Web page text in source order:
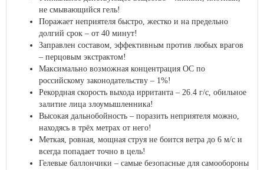
не смывающийся гель!
Поражает неприятеля быстро, жестко и на предельно
долгий срок – от 40 минут!
Заправлен составом, эффективным против любых врагов
– перцовым экстрактом!
Максимально возможная концентрация ОС по
российскому законодательству – 1%!
Рекордная скорость выхода ирританта – 26.4 г/с, обильное
залитие лица злоумышленника!
Высокая дальнобойность – поразить неприятеля можно,
находясь в трёх метрах от него!
Меткая, ровная, мощная струя не боится ветра до 6 м/с и
всегда попадает точно в цель!
Гелевые баллончики – самые безопасные для самообороны